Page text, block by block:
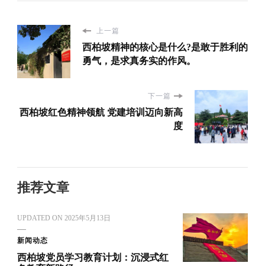
上一篇
西柏坡精神的核心是什么?是敢于胜利的
勇气，是求真务实的作风。
下一篇
西柏坡红色精神领航 党建培训迈向新高
度
推荐文章
UPDATED ON 2025年5月13日
新闻动态
西柏坡党员学习教育计划：沉浸式红